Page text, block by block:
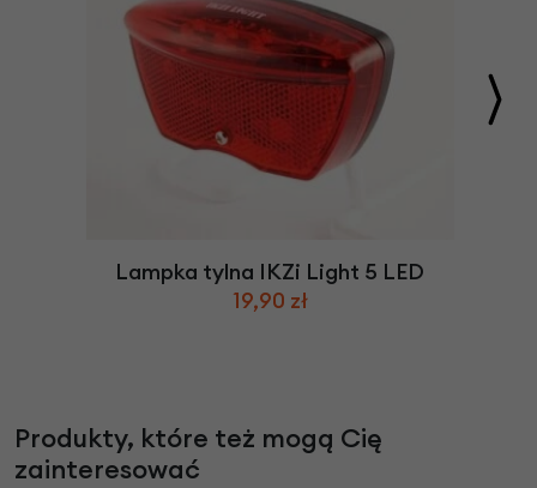
Lampka tylna IKZi Light 5 LED
19,90 zł
Produkty, które też mogą Cię
zainteresować